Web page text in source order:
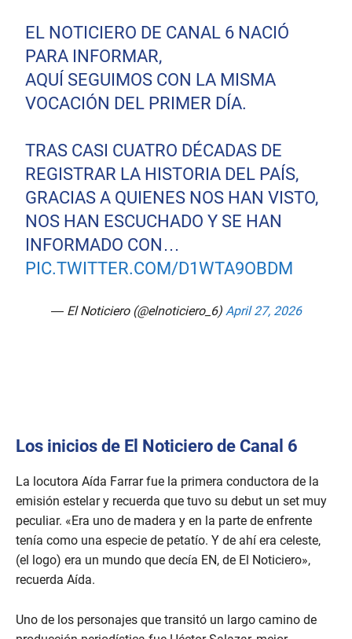
EL NOTICIERO DE CANAL 6 NACIÓ
PARA INFORMAR,
AQUÍ SEGUIMOS CON LA MISMA
VOCACIÓN DEL PRIMER DÍA.
TRAS CASI CUATRO DÉCADAS DE
REGISTRAR LA HISTORIA DEL PAÍS,
GRACIAS A QUIENES NOS HAN VISTO,
NOS HAN ESCUCHADO Y SE HAN
INFORMADO CON…
PIC.TWITTER.COM/D1WTA9OBDM
— El Noticiero (@elnoticiero_6) April 27, 2026
Los inicios de El Noticiero de Canal 6
La locutora Aída Farrar fue la primera conductora de la
emisión estelar y recuerda que tuvo su debut un set muy
peculiar. «Era uno de madera y en la parte de enfrente
tenía como una especie de petatío. Y de ahí era celeste,
(el logo) era un mundo que decía EN, de El Noticiero»,
recuerda Aída.
Uno de los personajes que transitó un largo camino de